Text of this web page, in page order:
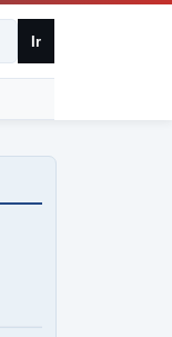
Ir